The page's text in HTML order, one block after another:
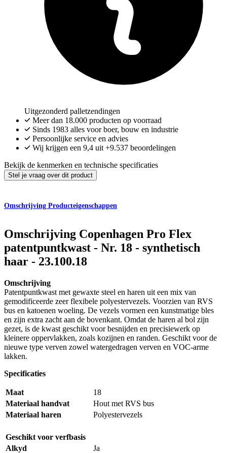
Uitgezonderd palletzendingen
Meer dan 18.000 producten op voorraad
Sinds 1983 alles voor boer, bouw en industrie
Persoonlijke service en advies
Wij krijgen een 9,4 uit +9.537 beoordelingen
Bekijk de kenmerken en technische specificaties
Stel je vraag over dit product
Omschrijving Producteigenschappen
Omschrijving Copenhagen Pro Flex
patentpuntkwast - Nr. 18 - synthetisch
haar - 23.100.18
Omschrijving
Patentpuntkwast met gewaxte steel en haren uit een mix van
gemodificeerde zeer flexibele polyestervezels. Voorzien van RVS
bus en katoenen woeling. De vezels vormen een kunstmatige bles
en zijn extra zacht aan de bovenkant. Omdat de haren al bol zijn
gezet, is de kwast geschikt voor besnijden en precisiewerk op
kleinere oppervlakken, zoals kozijnen en randen. Geschikt voor de
nieuwe type verven zowel watergedragen verven en VOC-arme
lakken.
Specificaties
Maat
18
Materiaal handvat
Hout met RVS bus
Materiaal haren
Polyestervezels
Geschikt voor verfbasis
Alkyd
Ja